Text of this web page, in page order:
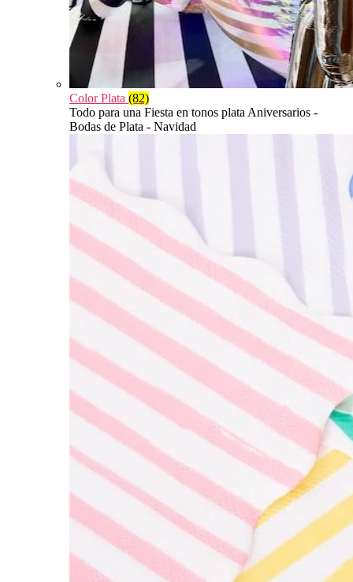
Color Plata (82)
Todo para una Fiesta en tonos plata Aniversarios -
Bodas de Plata - Navidad